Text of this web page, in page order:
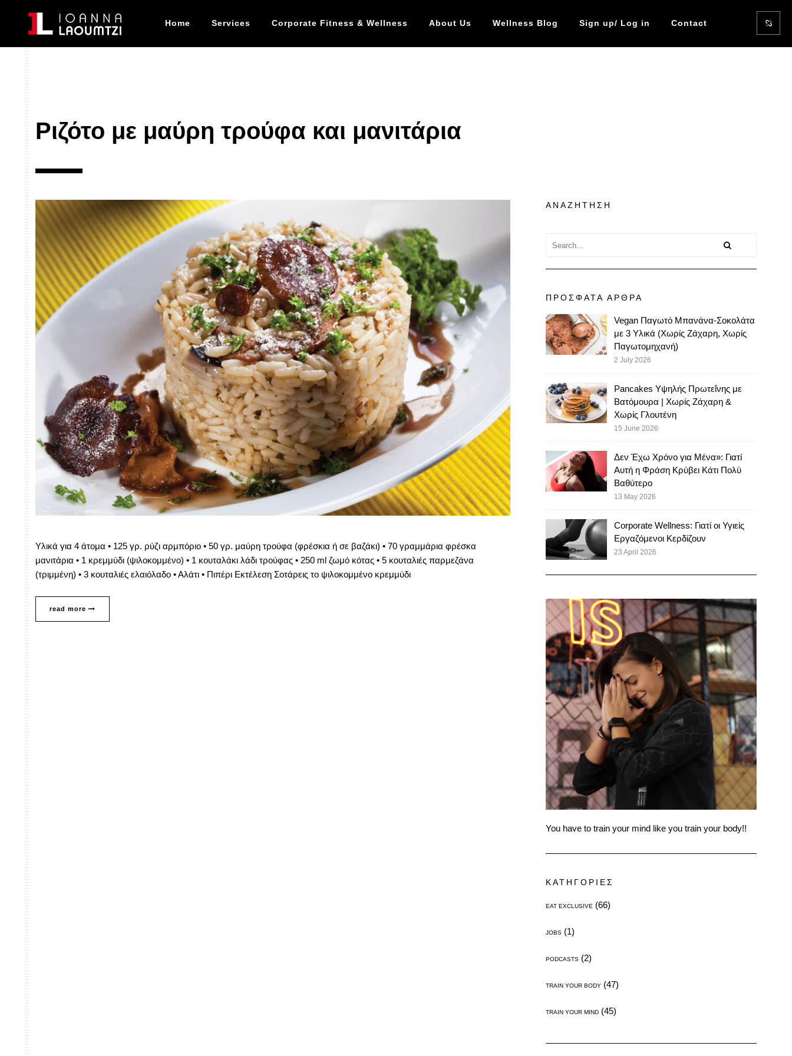
Home Services Corporate Fitness & Wellness About Us Wellness Blog Sign up/ Log in Contact
Ριζότο με μαύρη τρούφα και μανιτάρια
Υλικά για 4 άτομα • 125 γρ. ρύζι αρμπόριο • 50 γρ. μαύρη τρούφα (φρέσκια ή σε βαζάκι) • 70 γραμμάρια φρέσκα
μανιτάρια • 1 κρεμμύδι (ψιλοκομμένο) • 1 κουταλάκι λάδι τρούφας • 250 ml ζωμό κότας • 5 κουταλιές παρμεζάνα
(τριμμένη) • 3 κουταλιές ελαιόλαδο • Αλάτι • Πιπέρι Eκτέλεση Σοτάρεις το ψιλοκομμένο κρεμμύδι
read more
ΑΝΑΖΗΤΗΣΗ
ΠΡΟΣΦΑΤΑ ΑΡΘΡΑ
Vegan Παγωτό Μπανάνα-Σοκολάτα
με 3 Υλικά (Χωρίς Ζάχαρη, Χωρίς
Παγωτομηχανή)
2 July 2026
Pancakes Υψηλής Πρωτεΐνης με
Βατόμουρα | Χωρίς Ζάχαρη &
Χωρίς Γλουτένη
15 June 2026
Δεν Έχω Χρόνο για Μένα»: Γιατί
Αυτή η Φράση Κρύβει Κάτι Πολύ
Βαθύτερο
13 May 2026
Corporate Wellness: Γιατί οι Υγιείς
Εργαζόμενοι Κερδίζουν
23 April 2026
You have to train your mind like you train your body!!
ΚΑΤΗΓΟΡΙΕΣ
EAT EXCLUSIVE (66)
JOBS (1)
PODCASTS (2)
TRAIN YOUR BODY (47)
TRAIN YOUR MIND (45)